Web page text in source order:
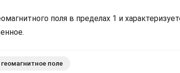
поля в пределах 1 и
геомагнитное поле